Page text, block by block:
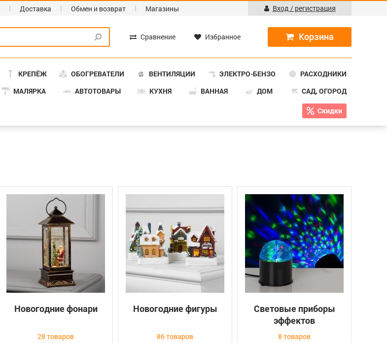
Доставка Обмен и возврат Магазины Вход / регистрация
Сравнение Избранное
КРЕПЁЖ ОБОГРЕВАТЕЛИ ВЕНТИЛЯЦИИ ЭЛЕКТРО-БЕНЗО
РАСХОДНИКИ
МАЛЯРКА АВТОТОВАРЫ КУХНЯ ВАННАЯ ДОМ САД, ОГОРОД
Скидки
Новогодние фонари
28 товаров
Новогодние фигуры
86 товаров
Световые приборы
эффектов
8 товаров